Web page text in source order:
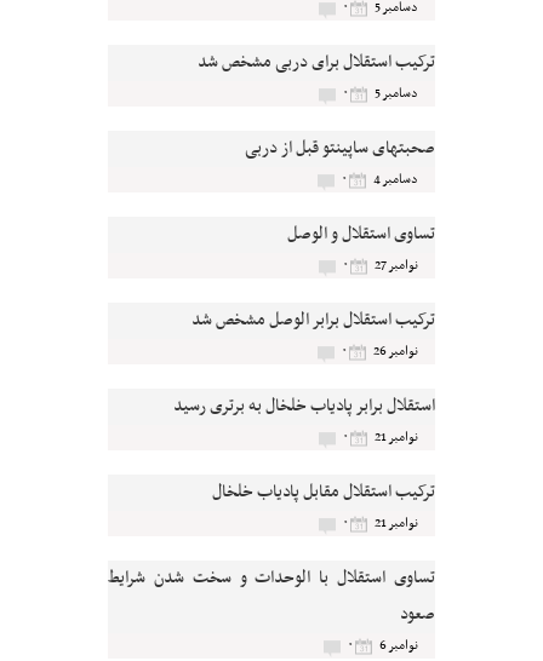
دسامبر 5 ۰
ترکیب استقلال برای دربی مشخص شد
دسامبر 5 ۰
صحبتهای ساپینتو قبل از دربی
دسامبر 4 ۰
تساوی استقلال و الوصل
نوامبر 27 ۰
ترکیب استقلال برابر الوصل مشخص شد
نوامبر 26 ۰
استقلال برابر پادیاب خلخال به برتری رسید
نوامبر 21 ۰
ترکیب استقلال مقابل پادیاب خلخال
نوامبر 21 ۰
تساوی استقلال با الوحدات و سخت شدن شرایط
صعود
نوامبر 6 ۰